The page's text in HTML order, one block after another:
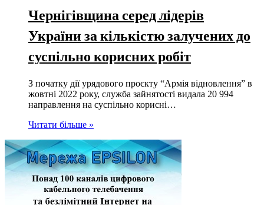
Чернігівщина серед лідерів
України за кількістю залучених до
суспільно корисних робіт
З початку дії урядового проєкту “Армія відновлення” в
жовтні 2022 року, служба зайнятості видала 20 994
направлення на суспільно корисні…
Читати більше »